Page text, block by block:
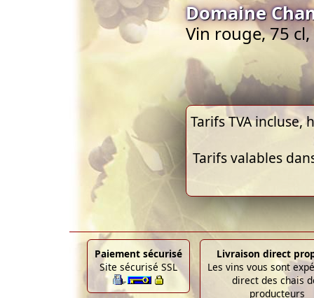
Domaine
Vin rouge, 75
Tarifs TVA
Tarifs valables
Paiement sécurisé
Site sécurisé SSL
Livraison direct
Les vins vous sont
direct des chais
producteurs